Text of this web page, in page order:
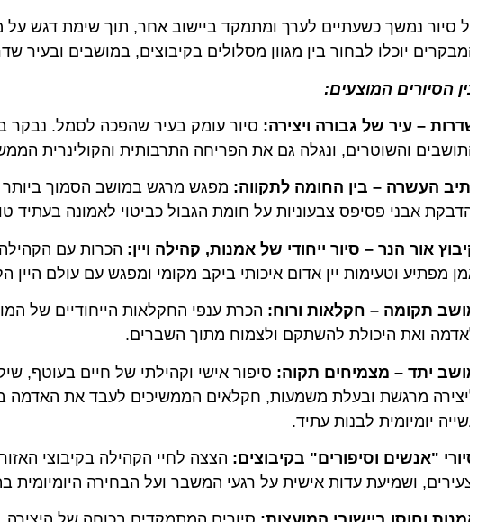
סיור נמשך כשעתיים לערך ומתמקד ביישוב אחר, תוך שימת דגש על
יוכלו לבחור בין מגוון מסלולים בקיבוצים, במושבים ובעיר שדרות.
הסיורים המוצעים:
– עיר של גבורה ויצירה:
והשוטרים, ונגלה גם את הפריחה התרבותית והקולינרית
העשרה – בין החומה לתקווה:מפגש מרגש במושב הסמוך ביותר
אבני פסיפס צבעוניות על חומת הגבול כביטוי לאמונה בעתיד טוב
אור הנר – סיור ייחודי של אמנות, קהילה ויין: הכרות עם הקהילה
מפתיע וטעימות יין אדום איכותי ביקב מקומי ומפגש עם עולם היין
תקומה – חקלאות ורוח:הכרת ענפי החקלאות הייחודיים של
ואת היכולת להשתקם ולצמוח מתוך השברים.
יתד – מצמיחים תקוה:סיפור אישי וקהילתי של חיים בעוטף,
מרגשת ובעלת משמעות, חקלאים הממשיכים לעבד את האדמה
יומיומית לבנות עתיד.
"אנשים וסיפורים" בקיבוצים:הצצה לחיי הקהילה בקיבוצי האזור
ושמיעת עדות אישית על רגעי המשבר ועל הבחירה היומיומית